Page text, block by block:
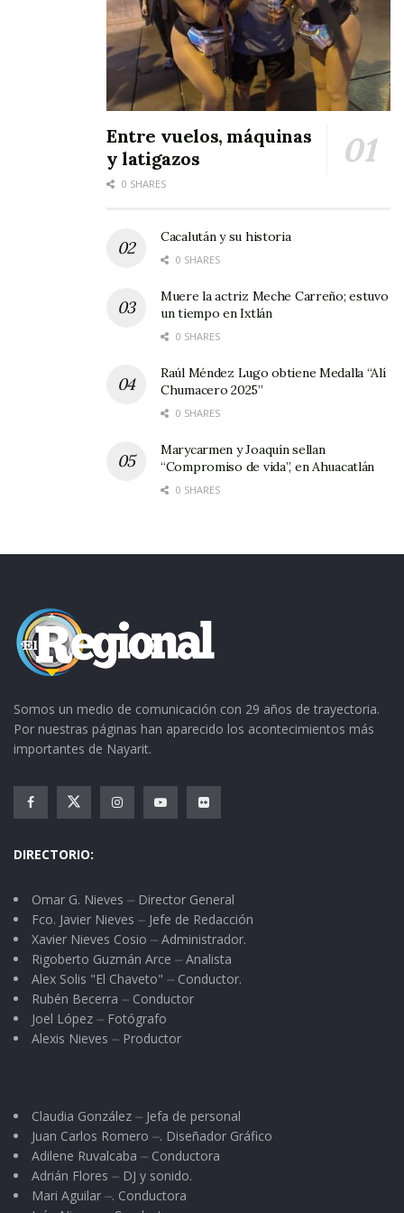
Entre vuelos, máquinas
y latigazos
0 SHARES
Cacalután y su historia
0 SHARES
Muere la actriz Meche Carreño; estuvo
un tiempo en Ixtlán
0 SHARES
Raúl Méndez Lugo obtiene Medalla “Alí
Chumacero 2025”
0 SHARES
Marycarmen y Joaquín sellan
“Compromiso de vida”, en Ahuacatlán
0 SHARES
Somos un medio de comunicación con 29 años de trayectoria.
Por nuestras páginas han aparecido los acontecimientos más
importantes de Nayarit.
DIRECTORIO:
Omar G. Nieves ⏤ Director General
Fco. Javier Nieves ⏤ Jefe de Redacción
Xavier Nieves Cosio ⏤ Administrador.
Rigoberto Guzmán Arce ⏤ Analista
Alex Solis "El Chaveto" ⏤ Conductor.
Rubén Becerra ⏤ Conductor
Joel López ⏤ Fotógrafo
Alexis Nieves ⏤ Productor
Claudia González ⏤ Jefa de personal
Juan Carlos Romero ⏤. Diseñador Gráfico
Adilene Ruvalcaba ⏤ Conductora
Adrián Flores ⏤ DJ y sonido.
Mari Aguilar ⏤. Conductora